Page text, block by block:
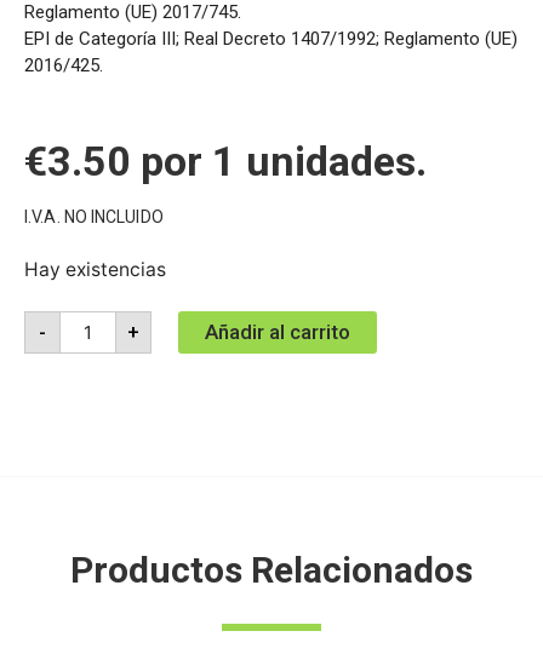
Reglamento (UE) 2017/745.
EPI de Categoría III; Real Decreto 1407/1992; Reglamento (UE)
2016/425.
€3.50 por 1 unidades.
I.V.A. NO INCLUIDO
Hay existencias
- + Añadir al carrito
Productos Relacionados